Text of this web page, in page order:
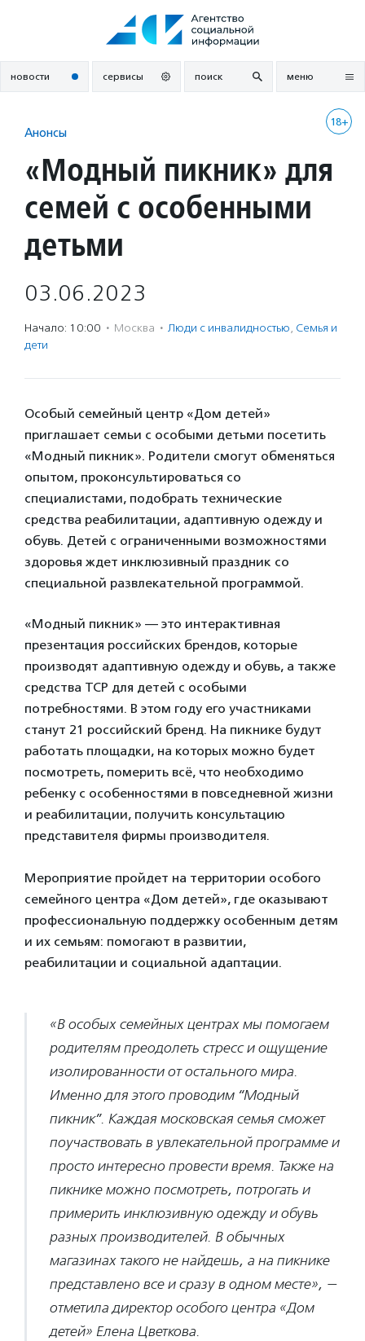
новости сервисы поиск меню
18+
Анонсы
«Модный пикник» для
семей с особенными
детьми
03.06.2023
Начало: 10:00 · Москва · Люди с инвалидностью, Семья и
дети
Особый семейный центр «Дом детей»
приглашает семьи с особыми детьми посетить
«Модный пикник». Родители смогут обменяться
опытом, проконсультироваться со
специалистами, подобрать технические
средства реабилитации, адаптивную одежду и
обувь. Детей с ограниченными возможностями
здоровья ждет инклюзивный праздник со
специальной развлекательной программой.
«Модный пикник» — это интерактивная
презентация российских брендов, которые
производят адаптивную одежду и обувь, а также
средства ТСР для детей с особыми
потребностями. В этом году его участниками
станут 21 российский бренд. На пикнике будут
работать площадки, на которых можно будет
посмотреть, померить всё, что необходимо
ребенку с особенностями в повседневной жизни
и реабилитации, получить консультацию
представителя фирмы производителя.
Мероприятие пройдет на территории особого
семейного центра «Дом детей», где оказывают
профессиональную поддержку особенным детям
и их семьям: помогают в развитии,
реабилитации и социальной адаптации.
«В особых семейных центрах мы помогаем
родителям преодолеть стресс и ощущение
изолированности от остального мира.
Именно для этого проводим “Модный
пикник”. Каждая московская семья сможет
поучаствовать в увлекательной программе и
просто интересно провести время. Также на
пикнике можно посмотреть, потрогать и
примерить инклюзивную одежду и обувь
разных производителей. В обычных
магазинах такого не найдешь, а на пикнике
представлено все и сразу в одном месте», —
отметила директор особого центра «Дом
детей» Елена Цветкова.